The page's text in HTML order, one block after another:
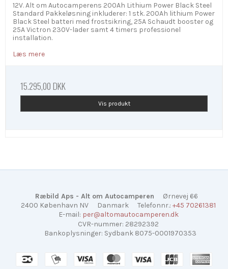
12V. Alt om Autocamperens 200Ah Lithium Power Black Steel
Standard Pakkeløsning inkluderer: 1 stk. 200Ah lithium Power
Black Steel batteri med frostsikring, 25A Schaudt booster og
25A Victron 230V-lader samt 4 timers professionel
installation.
Læs mere
15.295,00 DKK
Vis produkt
Ræbild Aps - Alt om Autocamperen
Ørnevej 66
2400 København NV
Danmark Telefonnr.: +45 70261381
E-mail: per@altomautocamperen.dk
CVR-nummer: 28292392
Bankoplysninger: Sydbank 8075-0001970353